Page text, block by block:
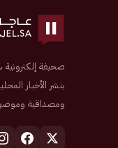
بنشر الأخبار
ومصداقية